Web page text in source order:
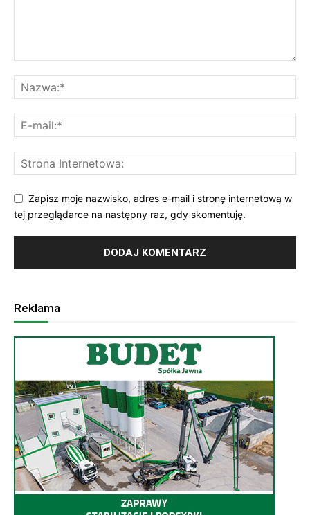
Zapisz moje nazwisko, adres e-mail i stronę internetową w
tej przeglądarce na następny raz, gdy skomentuję.
Reklama